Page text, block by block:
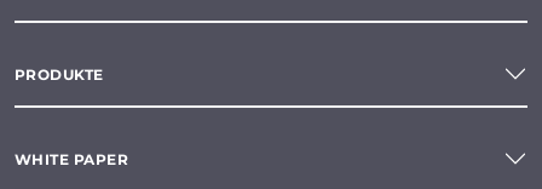
PRODUKTE
WHITE PAPER